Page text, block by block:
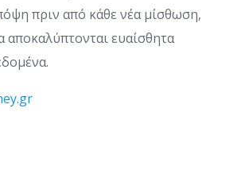
πριν από κάθε νέα μίσθωση,
ευαίσθητα